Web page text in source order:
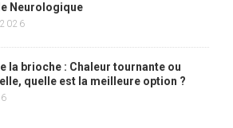
Neurologique
la brioche : Chaleur tournante ou
quelle est la meilleure option ?